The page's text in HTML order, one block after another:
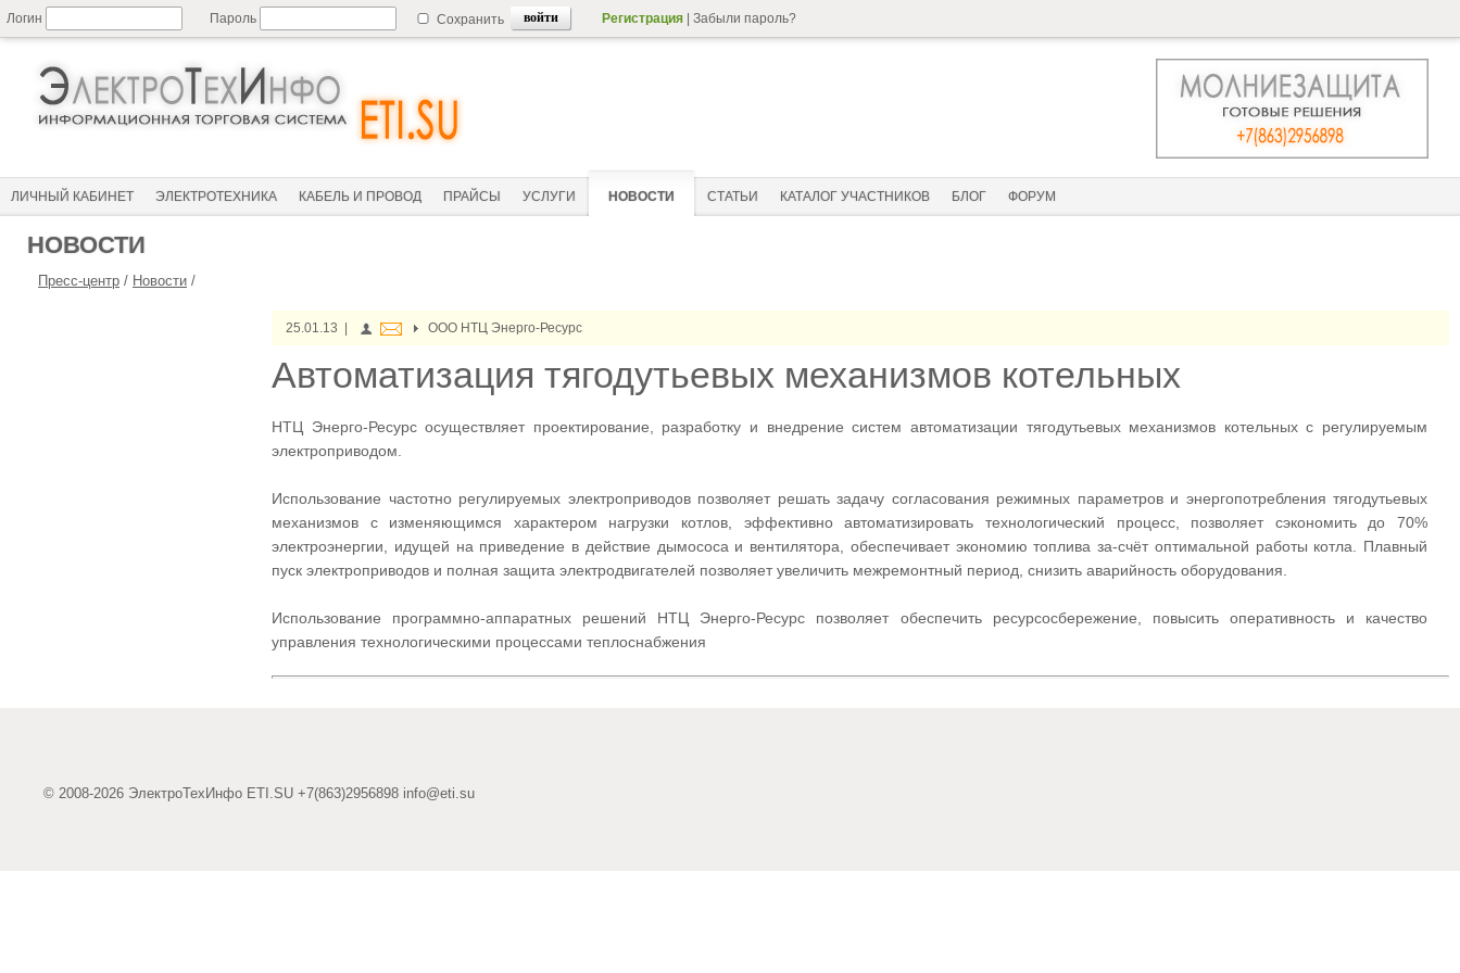
Логин Пароль Сохранить Регистрация Забыли пароль?
ЛИЧНЫЙ КАБИНЕТ ЭЛЕКТРОТЕХНИКА КАБЕЛЬ И ПРОВОД ПРАЙСЫ УСЛУГИ НОВОСТИ СТАТЬИ КАТАЛОГ УЧАСТНИКОВ БЛОГ ФОРУМ
НОВОСТИ
Пресс-центр / Новости /
25.01.13 | ООО НТЦ Энерго-Ресурс
Автоматизация тягодутьевых механизмов котельных
НТЦ Энерго-Ресурс осуществляет проектирование, разработку и внедрение систем автоматизации тягодутьевых механизмов котельных с регулируемым
электроприводом.
Использование частотно регулируемых электроприводов позволяет решать задачу согласования режимных параметров и энергопотребления тягодутьевых
механизмов с изменяющимся характером нагрузки котлов, эффективно автоматизировать технологический процесс, позволяет сэкономить до 70%
электроэнергии, идущей на приведение в действие дымососа и вентилятора, обеспечивает экономию топлива за-счёт оптимальной работы котла. Плавный
пуск электроприводов и полная защита электродвигателей позволяет увеличить межремонтный период, снизить аварийность оборудования.
Использование программно-аппаратных решений НТЦ Энерго-Ресурс позволяет обеспечить ресурсосбережение, повысить оперативность и качество
управления технологическими процессами теплоснабжения
© 2008-2026 ЭлектроТехИнфо ETI.SU +7(863)2956898 info@eti.su